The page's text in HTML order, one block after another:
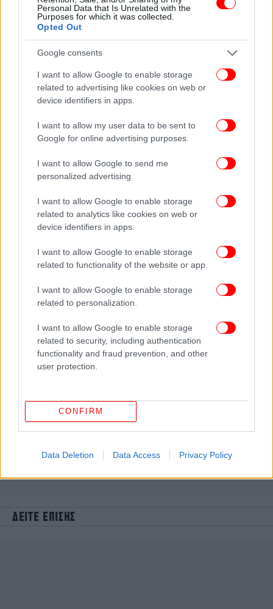
Personal Data that Is Unrelated with the
Purposes for which it was collected.
Opted Out
Google consents
I want to allow Google to enable storage
related to advertising like cookies on web or
device identifiers in apps.
I want to allow my user data to be sent to
Google for online advertising purposes.
I want to allow Google to send me
personalized advertising.
I want to allow Google to enable storage
related to analytics like cookies on web or
device identifiers in apps.
I want to allow Google to enable storage
related to functionality of the website or app.
I want to allow Google to enable storage
related to personalization.
I want to allow Google to enable storage
related to security, including authentication
functionality and fraud prevention, and other
user protection.
CONFIRM
Data Deletion Data Access Privacy Policy
πρώτοι όλες τις ειδήσεις
Δείτε όλες τις τελευταίεςΕιδήσειςαπό την Ελλάδα και τον Κόσμο,
ΔΙΑΒΑΣΤΕ ΠΕΡΙΣΣΟΤΕΡΑ ΚΡΟΎΣΜΑΤΑ SELF TEST
ΟΛΜΕ
ΕΠΙΣΤΆΤΕΣ
ΔΕΙΤΕ ΕΠΙΣΗΣ